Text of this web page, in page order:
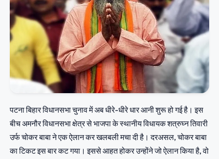
पटना बिहार विधानसभा चुनाव में अब धीरे-धीरे धार आनी शुरू हो गई है। इस
बीच अमनौर विधानसभा क्षेत्र से भाजपा के स्थानीय विधायक शत्रुघ्न तिवारी
उर्फ चोकर बाबा ने एक ऐलान कर खलबली मचा दी है। दरअसल, चोकर बाबा
का टिकट इस बार कट गया। इससे आहत होकर उन्होंने जो ऐलान किया है, वो